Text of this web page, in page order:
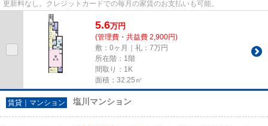
更新料なし。クレジットカードでの毎月の家賃のお支払いも可能。
5.6万円
(管理費・共益費 2,900円)
敷：0ヶ月｜礼：7万円
所在階：1階
間取り：1K
面積：32.25㎡
賃貸｜マンション 塩川マンション